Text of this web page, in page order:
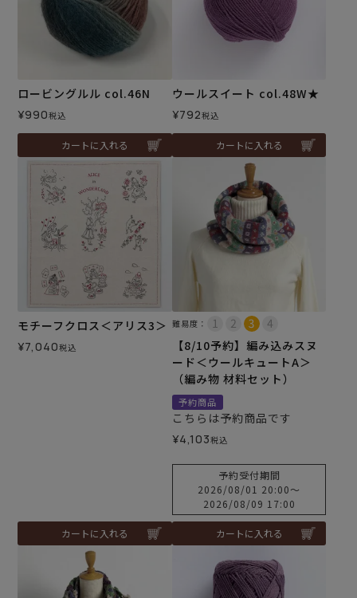
ロービングルル col.46N
¥990税込
カートに入れる
ウールスイート col.48W★
¥792税込
カートに入れる
モチーフクロス＜アリス3＞
¥7,040税込
カートに入れる
難易度：
【8/10予約】編み込みスヌ
ード＜ウールキュートA＞
（編み物 材料セット）
予約商品
こちらは予約商品です
¥4,103税込
予約受付期間
2026/08/01 20:00〜
2026/08/09 17:00
カートに入れる